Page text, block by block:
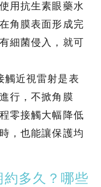
用抗生素眼藥水
角膜表面形成完
細菌侵入，就可
觸近視雷射是表
行，不掀角膜
零接觸大幅降低
，也能讓保護均
多久？哪些